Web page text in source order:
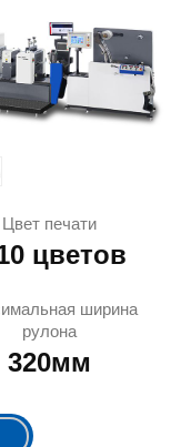
Цвет печати
цветов
ширина
рулона
320мм